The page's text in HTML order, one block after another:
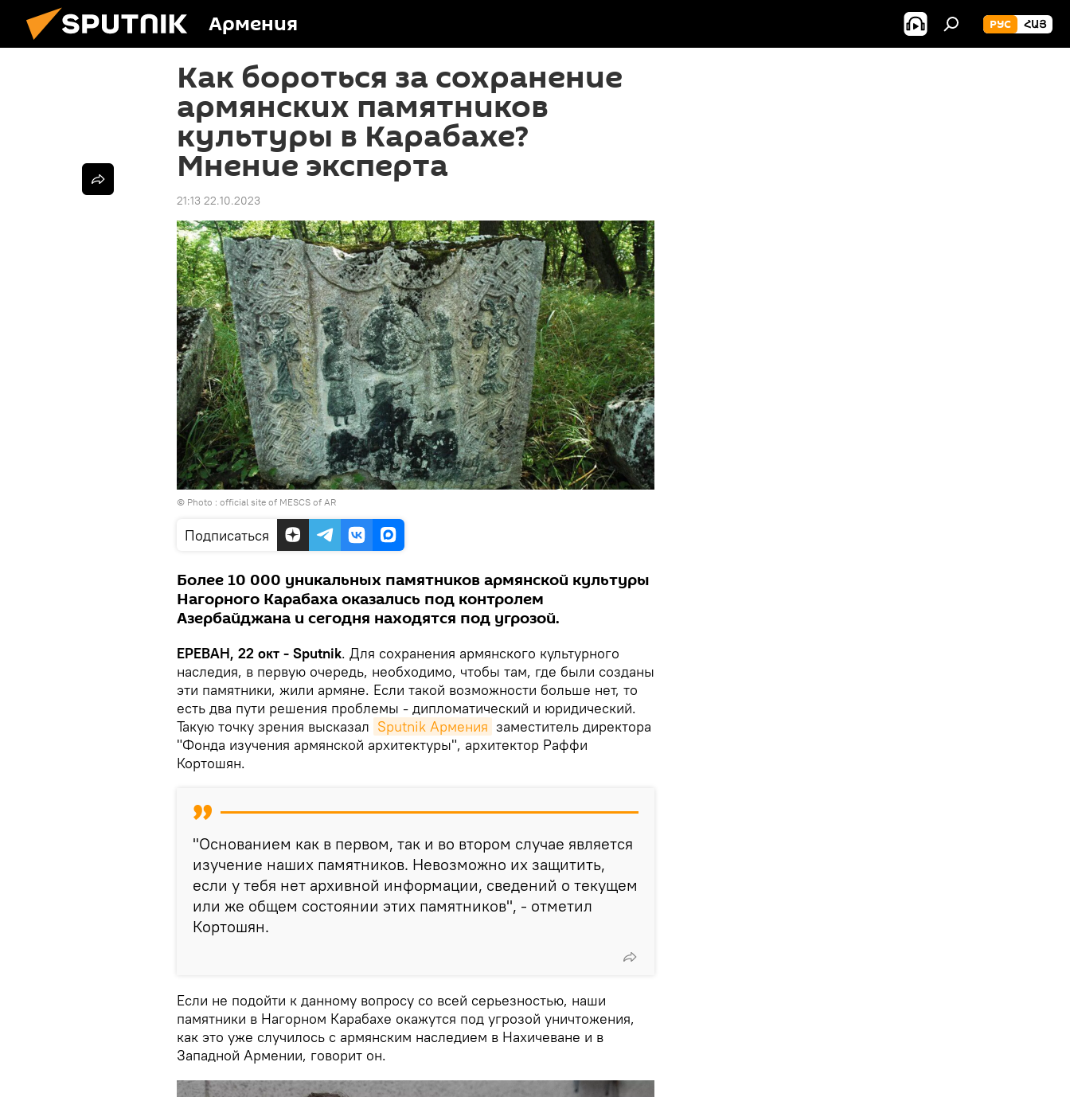
Армения РУС ՀԱՅ
Как бороться за сохранение
армянских памятников
культуры в Карабахе?
Мнение эксперта
21:13 22.10.2023
© Photo : official site of MESCS of AR
Подписаться
Более 10 000 уникальных памятников армянской культуры
Нагорного Карабаха оказались под контролем
Азербайджана и сегодня находятся под угрозой.
ЕРЕВАН, 22 окт - Sputnik. Для сохранения армянского культурного
наследия, в первую очередь, необходимо, чтобы там, где были созданы
эти памятники, жили армяне. Если такой возможности больше нет, то
есть два пути решения проблемы - дипломатический и юридический.
Такую точку зрения высказал Sputnik Армения заместитель директора
"Фонда изучения армянской архитектуры", архитектор Раффи
Кортошян.
"Основанием как в первом, так и во втором случае является
изучение наших памятников. Невозможно их защитить,
если у тебя нет архивной информации, сведений о текущем
или же общем состоянии этих памятников", - отметил
Кортошян.
Если не подойти к данному вопросу со всей серьезностью, наши
памятники в Нагорном Карабахе окажутся под угрозой уничтожения,
как это уже случилось с армянским наследием в Нахичеване и в
Западной Армении, говорит он.